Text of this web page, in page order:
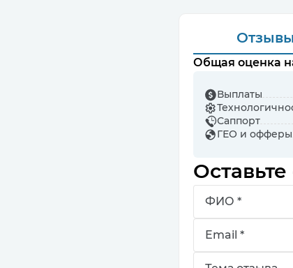
Отзывы
Общая оценка
Выплаты
Саппорт
ГЕО и офферы